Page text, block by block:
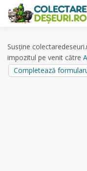
content
Susține
impozitul pe venit către
Completează